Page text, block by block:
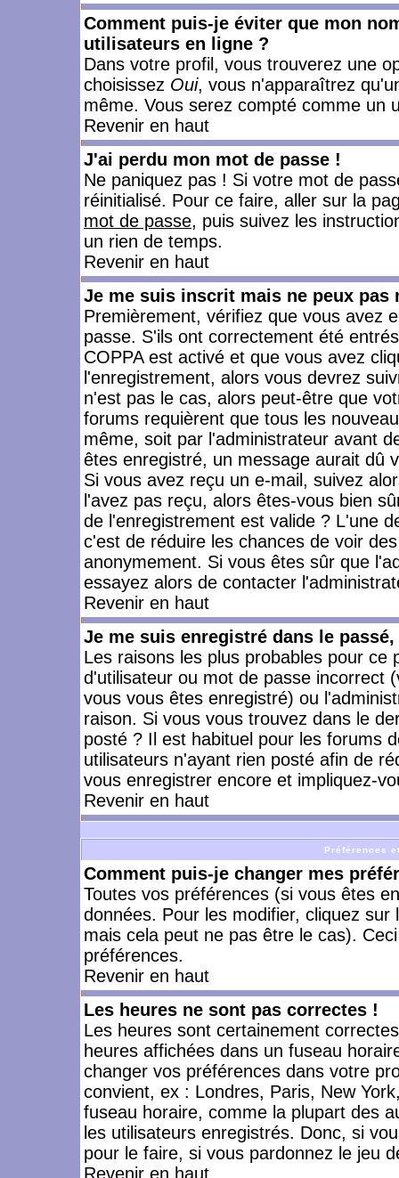
Comment puis-je éviter que mon
utilisateurs en ligne ?
Dans votre profil, vous trouverez une
choisissez Oui, vous n'apparaîtrez
même. Vous serez compté comme un
Revenir en haut
J'ai perdu mon mot de passe !
Ne paniquez pas ! Si votre mot de
réinitialisé. Pour ce faire, aller sur la
mot de passe, puis suivez les
un rien de temps.
Revenir en haut
Je me suis inscrit mais ne peux pas
Premièrement, vérifiez que vous avez
passe. S'ils ont correctement été
COPPA est activé et que vous avez
l'enregistrement, alors vous devrez
n'est pas le cas, alors peut-être que
forums requièrent que tous les
même, soit par l'administrateur avant
êtes enregistré, un message aurait dû
Si vous avez reçu un e-mail, suivez
l'avez pas reçu, alors êtes-vous bien
de l'enregistrement est valide ? L'une
c'est de réduire les chances de voir
anonymement. Si vous êtes sûr que
essayez alors de contacter
Revenir en haut
Je me suis enregistré dans le
Les raisons les plus probables pour
d'utilisateur ou mot de passe incorrect
vous vous êtes enregistré) ou
raison. Si vous vous trouvez dans le
posté ? Il est habituel pour les forums
utilisateurs n'ayant rien posté afin de
vous enregistrer encore et impliquez-
Revenir en haut
Préférences
Comment puis-je changer mes
Toutes vos préférences (si vous êtes
données. Pour les modifier, cliquez sur
mais cela peut ne pas être le cas).
préférences.
Revenir en haut
Les heures ne sont pas correctes !
Les heures sont certainement
heures affichées dans un fuseau
changer vos préférences dans votre
convient, ex : Londres, Paris, New
fuseau horaire, comme la plupart des
les utilisateurs enregistrés. Donc, si
pour le faire, si vous pardonnez le jeu
Revenir en haut